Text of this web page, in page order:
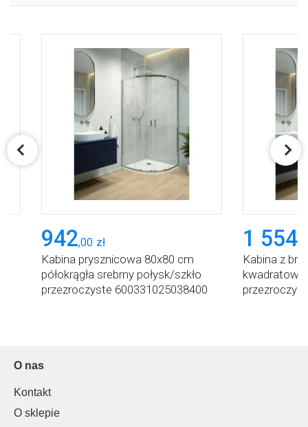
942,00 zł
Kabina prysznicowa 80x80 cm
półokrągła srebrny połysk/szkło
przezroczyste 600331025038400
1 554
Kabina z
kwadratowa
O nas
Kontakt
O sklepie